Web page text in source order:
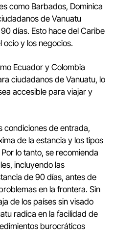
como Barbados, Dominica
de Vanuatu
días. Esto hace del Caribe
y los negocios.
Ecuador y Colombia
ciudadanos de Vanuatu, lo
accesible para viajar y
condiciones de entrada,
de la estancia y los tipos
lo tanto, se recomienda
incluyendo las
de 90 días, antes de
en la frontera. Sin
de los países sin visado
radica en la facilidad de
burocráticos